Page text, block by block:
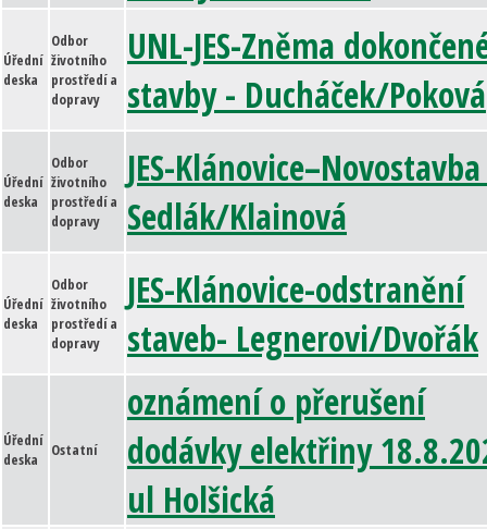
Úřední
deska
Odbor
životního
prostředí a
dopravy
UNL-JES-Zněma
stavby - Ducháček/Poková
Úřední
deska
Odbor
životního
prostředí a
dopravy
JES-
Sedlák/Klainová
Úřední
deska
Odbor
životního
prostředí a
dopravy
JES-Klánovice-odstranění
staveb- Legnerovi/Dvořák
Úřední
deska
Ostatní
oznámení o přerušení
dodávky elektřiny
ul Holšická